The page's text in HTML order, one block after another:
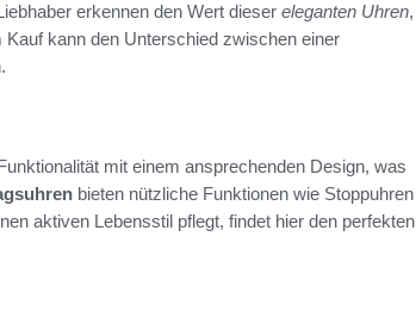
erkennen den Wert dieser eleganten Uhren,
kann den Unterschied zwischen einer
mit einem ansprechenden Design, was
bieten nützliche Funktionen wie Stoppuhren
aktiven Lebensstil pflegt, findet hier den perfekten